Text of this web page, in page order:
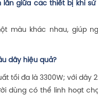
lẫn giữa các thiết bị khi
màu khác nhau, giúp
dây hiệu quả?
tối đa là 3300W; với dây
dùng có thể linh hoạt